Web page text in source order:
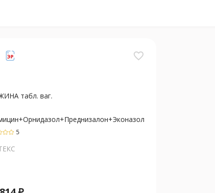
favorite_border
табл. ваг.
5